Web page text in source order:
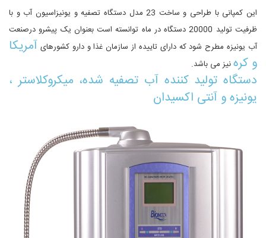
این کمپانى با طراحى و ساخت 23 مدل
دستگاه تصفیه و یونیزاسیون آب و با
ظرفیت تولید 20000 دستگاه در ماه توانسته است بعنوان یک پیشرو درصنعت
آب یونیزه مطرح شود که داراى تاییده از سازمان غذا و دارو کشورهاى آمریکا
و کرهنیز مى باشد.
دستگاه تولید کننده آب تصفیه شده، میکروکلاستر ،
یونیزه و آنتى اکسیدان